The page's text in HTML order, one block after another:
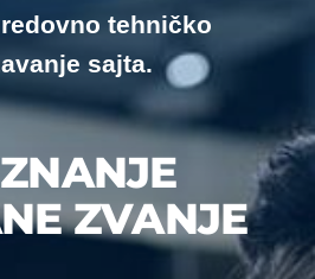
tehničko
sajta.
ZVANJE